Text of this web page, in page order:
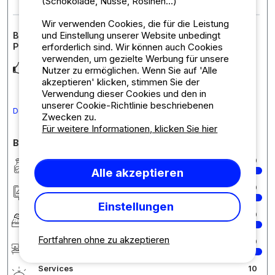
Bewertung der Unterkunft : STELLPLATZPAKET 1
PERSONEN (1 Zelt oder 1 Wohnwagen) / 1 Fahrzeug
Nous avons aimé l’emplacement en bord de rivière, au calme
et ombragé non loin des sanitaires
Den Kommentar in Deutsch übersetzen
Bewertungen des Campingplatzes im Detail
Sauberkeit 10
Unterkunft/Stellplatz 10
Komfort 10
Rezeption 10
Services 10
Fortfahren ohne zu akzeptieren
Wir verwenden Cookies, die für die Leistung
und Einstellung unserer Website unbedingt
erforderlich sind. Wir können auch Cookies
verwenden, um gezielte Werbung für unsere
Nutzer zu ermöglichen. Wenn Sie auf 'Alle
akzeptieren' klicken, stimmen Sie der
Verwendung dieser Cookies und den in
unserer Cookie-Richtlinie beschriebenen
Zwecken zu.
Für weitere Informationen, klicken Sie hier
Alle akzeptieren
Einstellungen